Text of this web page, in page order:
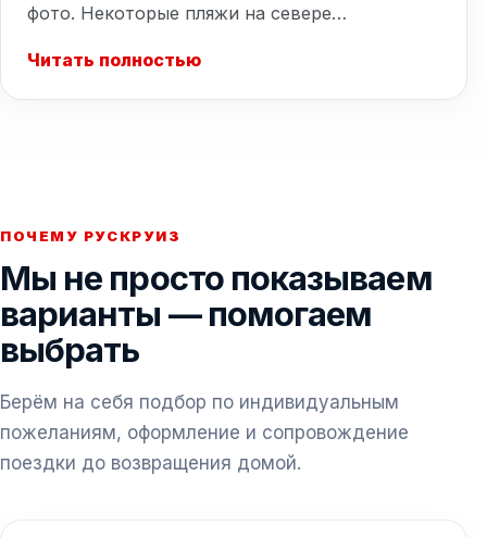
фото. Некоторые пляжи на севере…
Читать полностью
ПОЧЕМУ РУСКРУИЗ
Мы не просто показываем
варианты — помогаем
выбрать
Берём на себя подбор по индивидуальным
пожеланиям, оформление и сопровождение
поездки до возвращения домой.